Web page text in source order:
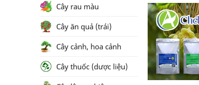
Cây rau màu
Cây ăn quả (trái)
Cây cảnh, hoa cảnh
Cây thuốc (dược liệu)